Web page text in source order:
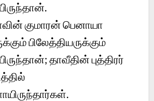
குமாரன் பெனாயா
பிலேத்தியருக்கும்
தாவீதின் புத்திரர்